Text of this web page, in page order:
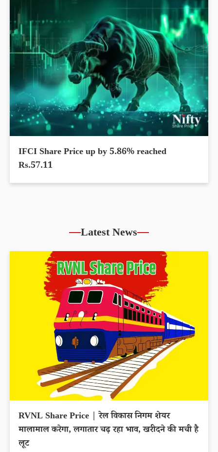
IFCI Share Price up by 5.86% reached
Rs.57.11
Latest News
RVNL Share Price | रेल विकास निगम शेयर
मालामाल करेगा, लगातार चढ़ रहा भाव, खरीदने की मची है
लूट